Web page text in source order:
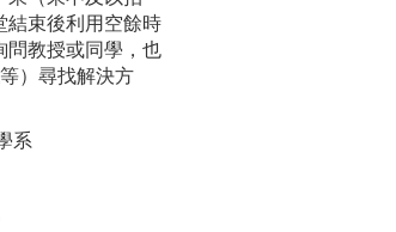
達能力，亦
並認識國內
的能見度與
結束後利用空餘時
問教授或同學，也
）尋找解決方
系